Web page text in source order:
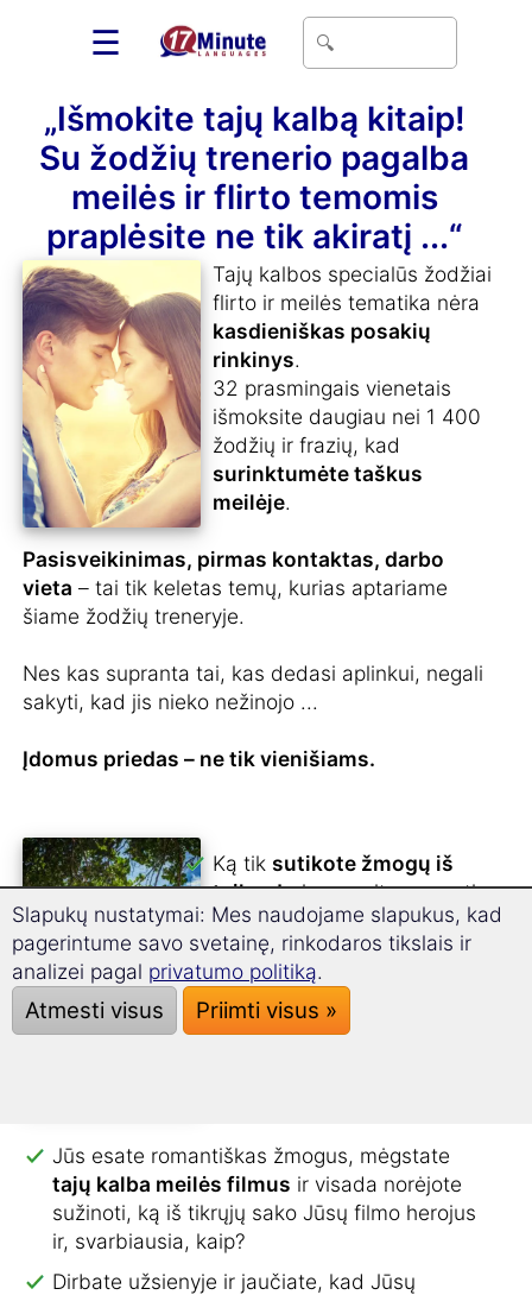
☰
„Išmokite tajų kalbą kitaip!
Su žodžių trenerio pagalba
meilės ir flirto temomis
praplėsite ne tik akiratį ...“
Tajų kalbos specialūs žodžiai
flirto ir meilės tematika nėra
kasdieniškas posakių
rinkinys.
32 prasmingais vienetais
išmoksite daugiau nei 1 400
žodžių ir frazių, kad
surinktumėte taškus
meilėje.
Pasisveikinimas, pirmas kontaktas, darbo
vieta – tai tik keletas temų, kurias aptariame
šiame žodžių treneryje.
Nes kas supranta tai, kas dedasi aplinkui, negali
sakyti, kad jis nieko nežinojo ...
Įdomus priedas – ne tik vienišiams.
Ką tik sutikote žmogų iš
tailandoir nenorite prarasti
su juo kontakto?
Pilve turite drugelius, bet
nežinote, kaip jam ar jai tai
pasakyti, kai
Jūs esate romantiškas žmogus, mėgstate
tajų kalba meilės filmus ir visada norėjote
sužinoti, ką iš tikrųjų sako Jūsų filmo herojus
ir, svarbiausia, kaip?
Dirbate užsienyje ir jaučiate, kad Jūsų
Slapukų nustatymai: Mes naudojame slapukus, kad
pagerintume savo svetainę, rinkodaros tikslais ir
analizei pagal privatumo politiką.
Atmesti visus Priimti visus »